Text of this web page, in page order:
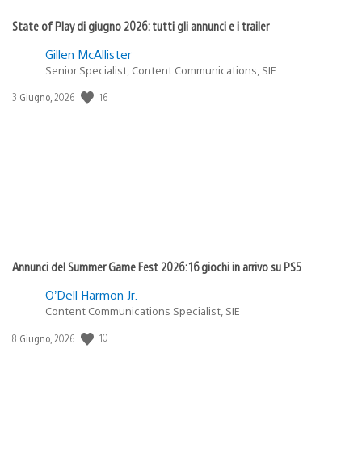
State of Play di giugno 2026: tutti gli annunci e i trailer
Gillen McAllister
Senior Specialist, Content Communications, SIE
Data
3 Giugno, 2026 16
Annunci del Summer Game Fest 2026: 16 giochi in arrivo su PS5
O’Dell Harmon Jr.
Content Communications Specialist, SIE
Data
8 Giugno, 2026 10